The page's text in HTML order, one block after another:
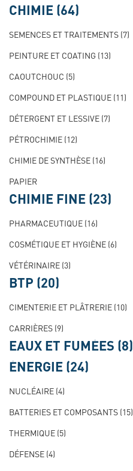
CHIMIE (64)
SEMENCES ET TRAITEMENTS (7)
PEINTURE ET COATING (13)
CAOUTCHOUC (5)
COMPOUND ET PLASTIQUE (11)
DÉTERGENT ET LESSIVE (7)
PÉTROCHIMIE (12)
CHIMIE DE SYNTHÈSE (16)
PAPIER
CHIMIE FINE (23)
PHARMACEUTIQUE (16)
COSMÉTIQUE ET HYGIÈNE (6)
VÉTÉRINAIRE (3)
BTP (20)
CIMENTERIE ET PLÂTRERIE (10)
CARRIÈRES (9)
EAUX ET FUMÉES (8)
ÉNERGIE (24)
NUCLÉAIRE (4)
BATTERIES ET COMPOSANTS (15)
THERMIQUE (5)
DÉFENSE (4)